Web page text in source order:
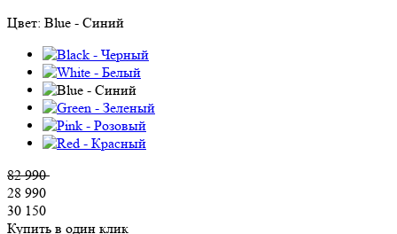
Цвет: Blue - Синий
82 990
28 990
30 150
Купить в один клик